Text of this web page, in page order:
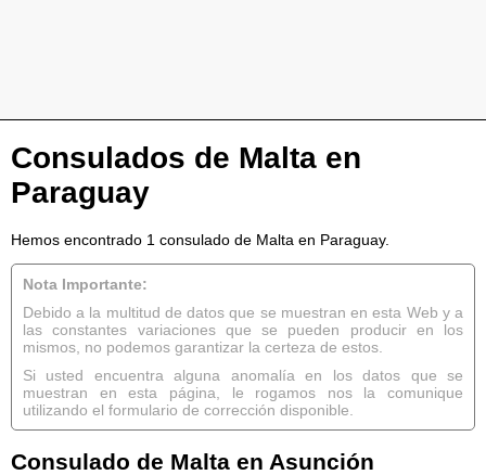
Consulados de Malta en
Paraguay
Hemos encontrado 1 consulado de Malta en Paraguay.
Nota Importante:
Debido a la multitud de datos que se muestran en esta Web y a
las constantes variaciones que se pueden producir en los
mismos, no podemos garantizar la certeza de estos.
Si usted encuentra alguna anomalía en los datos que se
muestran en esta página, le rogamos nos la comunique
utilizando el formulario de corrección disponible.
Consulado de Malta en Asunción